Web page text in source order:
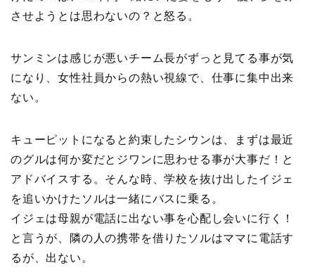
させようとは思わないの？と怒る。
サンミンは感じが悪いチーム長がずっと見てる事が気
になり、女性社員からの熱い視線で、仕事に集中出来
ない。
キューピットになると約束したシウンは、まずは最近
のグルは何か変だとジワンに思わせる事が大事だ！と
アドバイスする。そんな時、学校を抜け出したイジェ
を追いかけたソルは一緒にバスに乗る。
イジェは母親が電話に出ない事を心配し会いに行く！
と言うが、隣の人の携帯を借りたソルはママに電話す
るが、出ない。